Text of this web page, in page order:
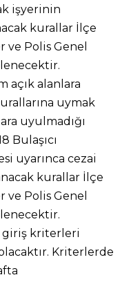
işyerinin
kurallar İlçe
Polis Genel
açık alanlara
uymak
uyulmadığı
Bulaşıcı
uyarınca cezai
kurallar İlçe
Polis Genel
giriş kriterleri
Kriterlerde